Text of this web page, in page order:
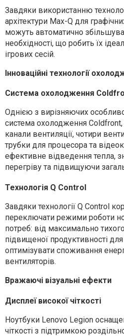
Завдяки використанню
архітектури Max-Q для
можуть автоматично
необхідності, що робить їх
ігрових сесій.
Інноваційні технології
Система охолодження
Однією з вирізняючих
система охолодження
канали вентиляції, чотири
трубки для процесора та
ефективне відведення тепла,
перегріву та підвищуючи
Технологія Q Control
Завдяки технології Q Control
переключати режими роботи
потреб: від максимально
підвищеної продуктивності
оптимізувати споживання
вентиляторів.
Вражаючі візуальні ефекти
Дисплеї високої чіткості
Ноутбуки Lenovo Legion
чіткості з підтримкою